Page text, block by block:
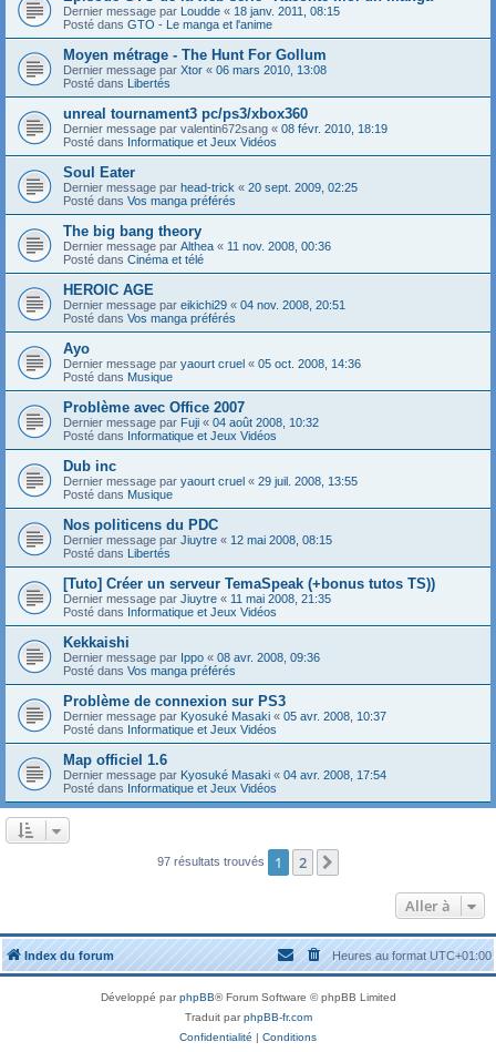
Dernier message par Loudde « 18 janv. 2011, 08:15
Posté dans GTO - Le manga et l'anime
Moyen métrage - The Hunt For Gollum
Dernier message par Xtor « 06 mars 2010, 13:08
Posté dans Libertés
unreal tournament3 pc/ps3/xbox360
Dernier message par valentin672sang « 08 févr. 2010, 18:19
Posté dans Informatique et Jeux Vidéos
Soul Eater
Dernier message par head-trick « 20 sept. 2009, 02:25
Posté dans Vos manga préférés
The big bang theory
Dernier message par Althea « 11 nov. 2008, 00:36
Posté dans Cinéma et télé
HEROIC AGE
Dernier message par eikichi29 « 04 nov. 2008, 20:51
Posté dans Vos manga préférés
Ayo
Dernier message par yaourt cruel « 05 oct. 2008, 14:36
Posté dans Musique
Problème avec Office 2007
Dernier message par Fuji « 04 août 2008, 10:32
Posté dans Informatique et Jeux Vidéos
Dub inc
Dernier message par yaourt cruel « 29 juil. 2008, 13:55
Posté dans Musique
Nos politicens du PDC
Dernier message par Jiuytre « 12 mai 2008, 08:15
Posté dans Libertés
[Tuto] Créer un serveur TemaSpeak (+bonus tutos TS))
Dernier message par Jiuytre « 11 mai 2008, 21:35
Posté dans Informatique et Jeux Vidéos
Kekkaishi
Dernier message par Ippo « 08 avr. 2008, 09:36
Posté dans Vos manga préférés
Problème de connexion sur PS3
Dernier message par Kyosuké Masaki « 05 avr. 2008, 10:37
Posté dans Informatique et Jeux Vidéos
Map officiel 1.6
Dernier message par Kyosuké Masaki « 04 avr. 2008, 17:54
Posté dans Informatique et Jeux Vidéos
97 résultats trouvés 1 2
Aller à
Index du forum Heures au formatUTC+01:00
Développé parphpBB® Forum Software © phpBB Limited
Traduit parphpBB-fr.com
Confidentialité | Conditions